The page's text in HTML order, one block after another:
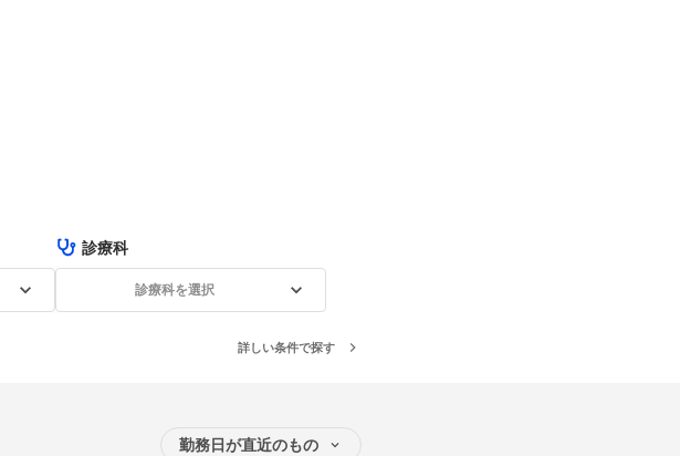
診療科
診療科を選択
詳しい条件で探す
勤務日が直近のもの